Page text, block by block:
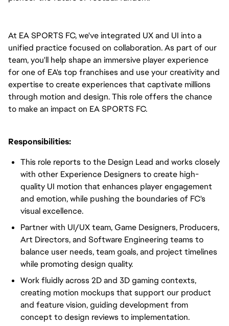
At EA SPORTS FC, we've integrated UX and UI into a
unified practice focused on collaboration. As part of our
team, you'll help shape an immersive player experience
for one of EA's top franchises and use your creativity and
expertise to create experiences that captivate millions
through motion and design. This role offers the chance
to make an impact on EA SPORTS FC.
Responsibilities:
This role reports to the Design Lead and works closely
with other Experience Designers to create high-
quality UI motion that enhances player engagement
and emotion, while pushing the boundaries of FC's
visual excellence.
Partner with UI/UX team, Game Designers, Producers,
Art Directors, and Software Engineering teams to
balance user needs, team goals, and project timelines
while promoting design quality.
Work fluidly across 2D and 3D gaming contexts,
creating motion mockups that support our product
and feature vision, guiding development from
concept to design reviews to implementation.